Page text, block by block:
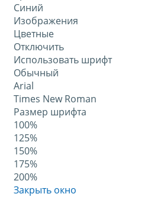
Синий
Изображения
Цветные
Отключить
Использовать шрифт
Обычный
Arial
Times New Roman
Размер шрифта
100%
125%
150%
175%
200%
Закрыть окно